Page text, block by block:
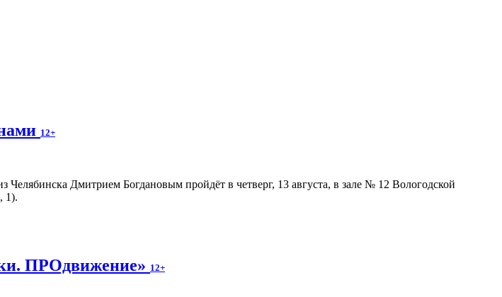
12+
Челябинска Дмитрием Богдановым пройдёт в четверг, 13 августа, в зале № 12 Вологодской
1).
ПРОдвижение» 12+